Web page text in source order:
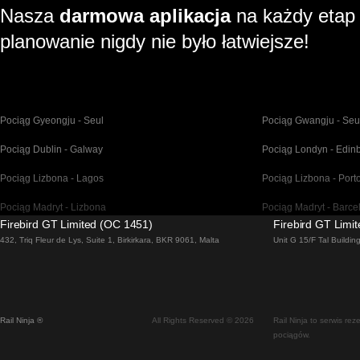
Nasza darmowa aplikacjana każdy
planowanie nigdy nie było łatwiejsze!
Pociąg Gyeongju - Seul Pociąg Gwangju -
Pociąg Dublin - Galway Pociąg Londyn -
Pociąg Lizbona - Lagos Pociąg Lizbona -
Pociąg Madryt - Lizbona Pociąg Madryt -
Pociąg Malaga - Madryt Pociąg Barcelona -
Pociąg Wiedeń - Praga Pociąg Seul - Ulsan
Firebird GT Limited (OC 1451)
432, Triq Fleur de Lys, Suite 1, Birkirkara, BKR 9061, Malta
Firebird GT
Unit G 15/F Tal
Rail Ninja ® All Rights Reserved © 2026
Rail Ninja to serwis
pociągów.